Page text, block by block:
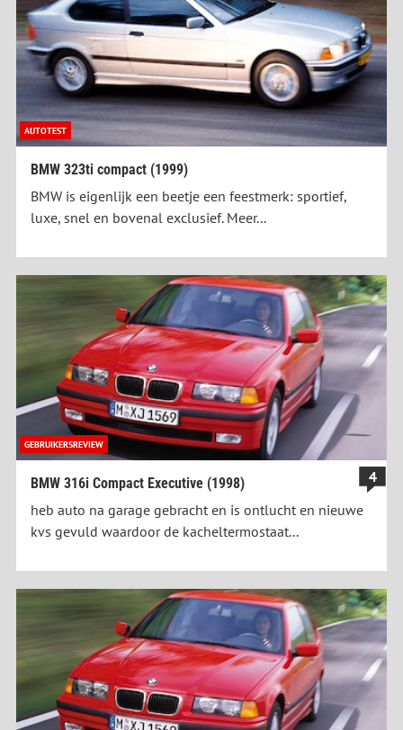
AUTOTEST
BMW 323ti compact (1999)
BMW is eigenlijk een beetje een feestmerk: sportief,
luxe, snel en bovenal exclusief. Meer...
GEBRUIKERSREVIEW
BMW 316i Compact Executive (1998)
4
heb auto na garage gebracht en is ontlucht en nieuwe
kvs gevuld waardoor de kacheltermostaat...